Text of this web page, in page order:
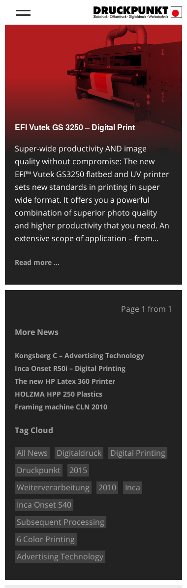
EFI Vutek GS 3250 – Digital Print
Super-wide productivity AND image
quality without compromise: The new
EFI™ Vutek GS3250 flatbed and UV printer
sets new standards in printing in super
wide format. It offers you a powerful
combination of superior photo quality
and higher productivity that you need. An
extensive scope of application – from...
Read more ...
Page 1 from 1
More News
Kongsberg C – Advertising Technology
Inca Onset R50i – Digital Printing
The new HP Latex 360 Printer
HOLZMA HPP 250 Plastics
Framing machine CLN 2010
Tag Cloud
All News Digitaldruck
Digital Printing
Druckpunkt
2015
Weiterverarbeitung
2010
Inca
Inca Onset S40
Subsequent Processing
6 Color Printing
Advertising Technology